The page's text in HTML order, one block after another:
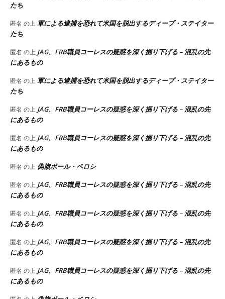
たち
匿名 の上軍による逮捕を恐れて米国を脱出するディープ・ステイター
たち
匿名 の上 JAG、FRB職員コーレスの疑惑を深く掘り下げる – 混乱の先
にあるもの
匿名 の上軍による逮捕を恐れて米国を脱出するディープ・ステイター
たち
匿名 の上 JAG、FRB職員コーレスの疑惑を深く掘り下げる – 混乱の先
にあるもの
匿名 の上 JAG、FRB職員コーレスの疑惑を深く掘り下げる – 混乱の先
にあるもの
匿名 の上 偽旗ポール・ペロシ
匿名 の上 JAG、FRB職員コーレスの疑惑を深く掘り下げる – 混乱の先
にあるもの
匿名 の上 JAG、FRB職員コーレスの疑惑を深く掘り下げる – 混乱の先
にあるもの
匿名 の上 JAG、FRB職員コーレスの疑惑を深く掘り下げる – 混乱の先
にあるもの
匿名 の上 JAG、FRB職員コーレスの疑惑を深く掘り下げる – 混乱の先
にあるもの